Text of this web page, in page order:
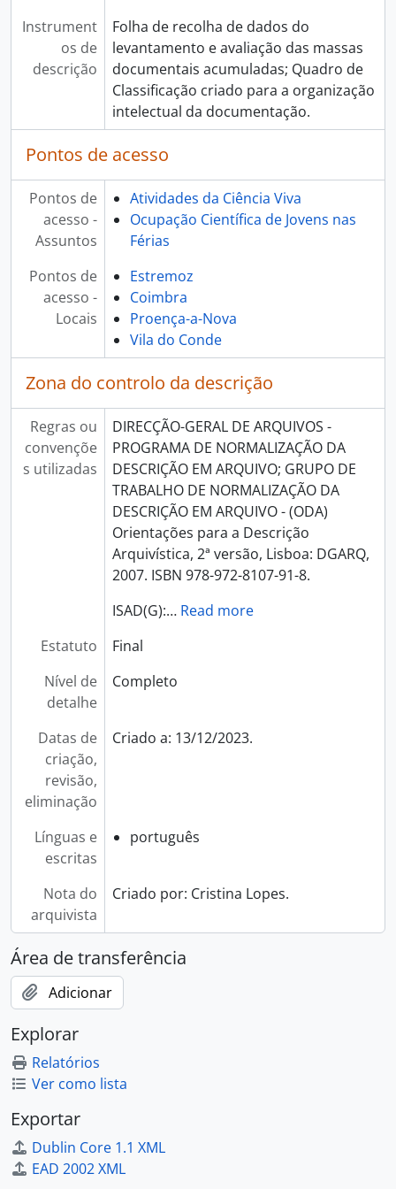
Instrument
os de
descrição
Folha de recolha de dados do
levantamento e avaliação das massas
documentais acumuladas; Quadro de
Classificação criado para a organização
intelectual da documentação.
Pontos de acesso
Pontos de
acesso -
Assuntos
Atividades da Ciência Viva
Ocupação Científica de Jovens nas
Férias
Pontos de
acesso -
Locais
Estremoz
Coimbra
Proença-a-Nova
Vila do Conde
Zona do controlo da descrição
Regras ou
convençõe
s utilizadas
DIRECÇÃO-GERAL DE ARQUIVOS -
PROGRAMA DE NORMALIZAÇÃO DA
DESCRIÇÃO EM ARQUIVO; GRUPO DE
TRABALHO DE NORMALIZAÇÃO DA
DESCRIÇÃO EM ARQUIVO - (ODA)
Orientações para a Descrição
Arquivística, 2ª versão, Lisboa: DGARQ,
2007. ISBN 978-972-8107-91-8.
ISAD(G):… Read more
Estatuto
Final
Nível de
detalhe
Completo
Datas de
criação,
revisão,
eliminação
Criado a: 13/12/2023.
Línguas e
escritas
português
Nota do
arquivista
Criado por: Cristina Lopes.
Área de transferência
Adicionar
Explorar
Relatórios
Ver como lista
Exportar
Dublin Core 1.1 XML
EAD 2002 XML